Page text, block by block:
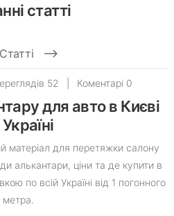
статті
52 Коментарі 0
для авто в Києві
матеріал для перетяжки салону
алькантари, ціни та де купити в
по всій Україні від 1 погонного
метра.